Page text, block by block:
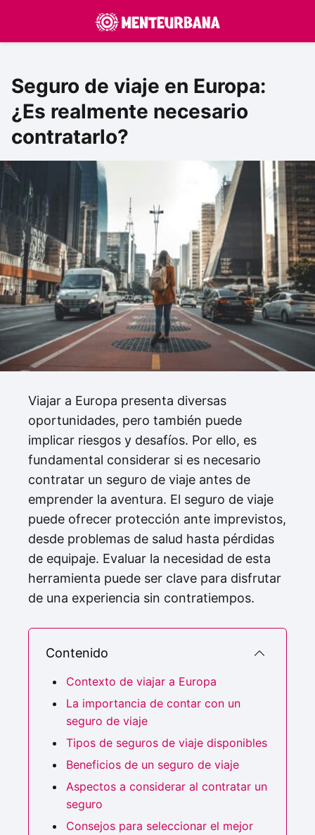
Seguro de viaje en Europa:
¿Es realmente necesario
contratarlo?
Viajar a Europa presenta diversas
oportunidades, pero también puede
implicar riesgos y desafíos. Por ello, es
fundamental considerar si es necesario
contratar un seguro de viaje antes de
emprender la aventura. El seguro de viaje
puede ofrecer protección ante imprevistos,
desde problemas de salud hasta pérdidas
de equipaje. Evaluar la necesidad de esta
herramienta puede ser clave para disfrutar
de una experiencia sin contratiempos.
Contenido
Contexto de viajar a Europa
La importancia de contar con un
seguro de viaje
Tipos de seguros de viaje disponibles
Beneficios de un seguro de viaje
Aspectos a considerar al contratar un
seguro
Consejos para seleccionar el mejor